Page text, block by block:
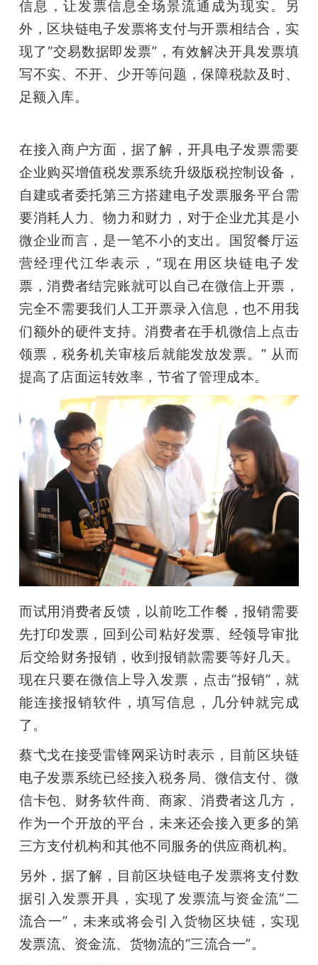
信息，让发票信息全场景流通成为现实。另
外，区块链电子发票将支付与开票相结合，实
现了“交易数据即发票”，有效解决开具发票填
写不实、不开、少开等问题，保障税款及时、
足额入库。
在接入商户方面，据了解，开具电子发票需要
企业购买增值税发票系统升级版税控制设备，
自建或者委托第三方搭建电子发票服务平台需
要消耗人力、物力和财力，对于企业尤其是小
微企业而言，是一笔不小的支出。国贸餐厅运
营经理代江华表示，“现在用区块链电子发
票，消费者结完账就可以自己在微信上开票，
完全不需要我们人工开票录入信息，也不用我
们额外的硬件支持。消费者在手机微信上点击
领票，税务机关审核后就能发放发票。” 从而
提高了店面运转效率，节省了管理成本。
而试用消费者反馈，以前吃工作餐，报销需要
先打印发票，回到公司粘好发票、经领导审批
后交给财务报销，收到报销款需要等好几天。
现在只要在微信上导入发票，点击“报销”，就
能连接报销软件，填写信息，几分钟就完成
了。
蔡弋戈在接受雷锋网采访时表示，目前区块链
电子发票系统已经接入税务局、微信支付、微
信卡包、财务软件商、商家、消费者这几方，
作为一个开放的平台，未来还会接入更多的第
三方支付机构和其他不同服务的供应商机构。
另外，据了解，目前区块链电子发票将支付数
据引入发票开具，实现了发票流与资金流“二
流合一”，未来或将会引入货物区块链，实现
发票流、资金流、货物流的“三流合一”。